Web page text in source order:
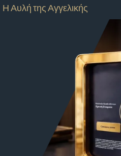
Η Αυλή της Αγγελικής